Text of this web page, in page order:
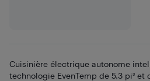
Cuisinière électrique autonome
technologie EvenTemp de 5,3 pi³